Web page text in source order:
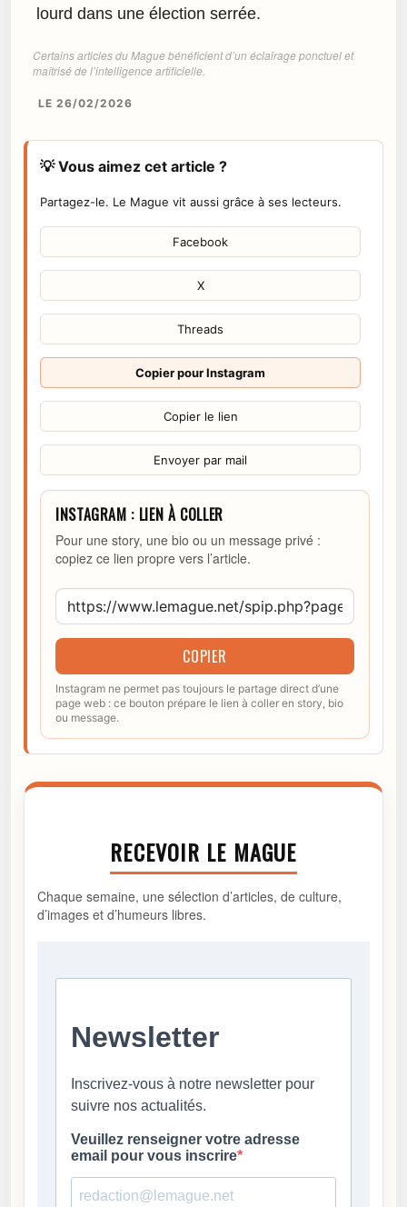
lourd dans une élection serrée.
Certains articles du Mague bénéficient d’un éclairage ponctuel et
maîtrisé de l’intelligence artificielle.
LE 26/02/2026
💡 Vous aimez cet article ?
Partagez-le. Le Mague vit aussi grâce à ses lecteurs.
Facebook
X
Threads
Copier pour Instagram
Copier le lien
Envoyer par mail
INSTAGRAM : LIEN À COLLER
Pour une story, une bio ou un message privé :
copiez ce lien propre vers l’article.
COPIER
Instagram ne permet pas toujours le partage direct d’une
page web : ce bouton prépare le lien à coller en story, bio
ou message.
RECEVOIR LE MAGUE
Chaque semaine, une sélection d’articles, de culture,
d’images et d’humeurs libres.